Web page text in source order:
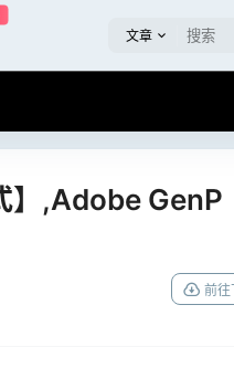
文章
】,Adobe GenP
前往